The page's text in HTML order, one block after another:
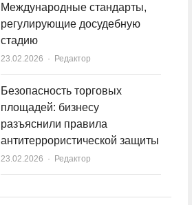
Международные стандарты,
регулирующие досудебную
стадию
23.02.2026 Author
Редактор
Безопасность торговых
площадей: бизнесу
разъяснили правила
антитеррористической защиты
23.02.2026 Author
Редактор